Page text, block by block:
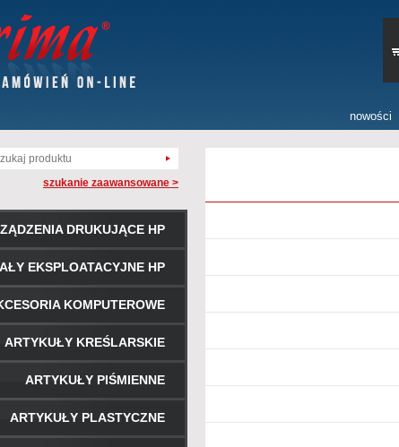
nowości
szukanie zaawansowane >
DRUKUJĄCE HP
EKSPLOATACYJNE HP
KOMPUTEROWE
ARTYKUŁY KREŚLARSKIE
ARTYKUŁY PIŚMIENNE
ARTYKUŁY PLASTYCZNE